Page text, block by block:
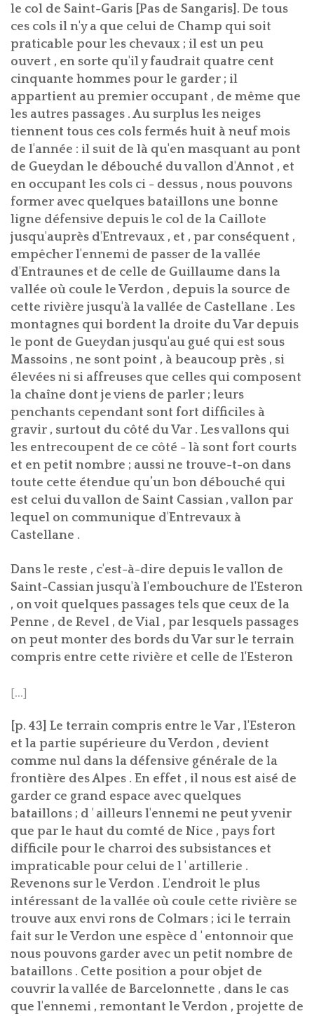
le col de Saint-Garis [Pas de Sangaris]. De tous
ces cols il n'y a que celui de Champ qui soit
praticable pour les chevaux ; il est un peu
ouvert , en sorte qu'il y faudrait quatre cent
cinquante hommes pour le garder ; il
appartient au premier occupant , de même que
les autres passages . Au surplus les neiges
tiennent tous ces cols fermés huit à neuf mois
de l'année : il suit de là qu'en masquant au pont
de Gueydan le débouché du vallon d'Annot , et
en occupant les cols ci - dessus , nous pouvons
former avec quelques bataillons une bonne
ligne défensive depuis le col de la Caillote
jusqu'auprès d'Entrevaux , et , par conséquent ,
empêcher l'ennemi de passer de la vallée
d'Entraunes et de celle de Guillaume dans la
vallée où coule le Verdon , depuis la source de
cette rivière jusqu'à la vallée de Castellane . Les
montagnes qui bordent la droite du Var depuis
le pont de Gueydan jusqu'au gué qui est sous
Massoins , ne sont point , à beaucoup près , si
élevées ni si affreuses que celles qui composent
la chaîne dont je viens de parler ; leurs
penchants cependant sont fort difficiles à
gravir , surtout du côté du Var . Les vallons qui
les entrecoupent de ce côté - là sont fort courts
et en petit nombre ; aussi ne trouve-t-on dans
toute cette étendue qu’un bon débouché qui
est celui du vallon de Saint Cassian , vallon par
lequel on communique d'Entrevaux à
Castellane .
Dans le reste , c'est-à-dire depuis le vallon de
Saint-Cassian jusqu'à l'embouchure de l'Esteron
, on voit quelques passages tels que ceux de la
Penne , de Revel , de Vial , par lesquels passages
on peut monter des bords du Var sur le terrain
compris entre cette rivière et celle de l'Esteron
[...]
[p. 43] Le terrain compris entre le Var , l'Esteron
et la partie supérieure du Verdon , devient
comme nul dans la défensive générale de la
frontière des Alpes . En effet , il nous est aisé de
garder ce grand espace avec quelques
bataillons ; d ' ailleurs l'ennemi ne peut y venir
que par le haut du comté de Nice , pays fort
difficile pour le charroi des subsistances et
impraticable pour celui de l ' artillerie .
Revenons sur le Verdon . L'endroit le plus
intéressant de la vallée où coule cette rivière se
trouve aux envi rons de Colmars ; ici le terrain
fait sur le Verdon une espèce d ' entonnoir que
nous pouvons garder avec un petit nombre de
bataillons . Cette position a pour objet de
couvrir la vallée de Barcelonnette , dans le cas
que l'ennemi , remontant le Verdon , projette de